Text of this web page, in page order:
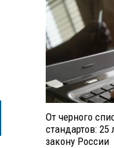
От черного
стандартов:
закону России